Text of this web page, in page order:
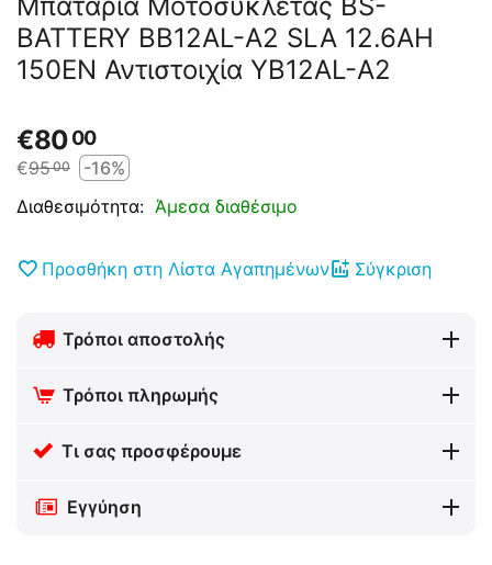
BATTERY BB12AL-A2 SLA 12.6AH
150EN Αντιστοιχία YB12AL-A2
€8000
€9500
-16%
Διαθεσιμότητα: Άμεσα διαθέσιμο
Προσθήκη στη Λίστα Αγαπημένων Σύγκριση
Τρόποι αποστολής
Τρόποι πληρωμής
Τι σας προσφέρουμε
Εγγύηση